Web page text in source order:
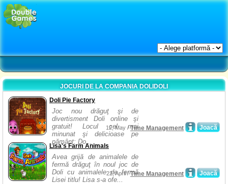
JOCURI DE LA COMPANIA DOLIDOLI
Doli Pie Factory
Joc nou drăguţ şi de
divertisment Doli online şi
gratuit! Locul cel mai
minunat şi delicioase pe
pământ: Do...
Joacă
12, May /Time Management
Lisa's Farm Animals
Avea grijă de animalele de
fermă drăguţ în noul joc de
Doli cu animalele de fermă
Lisei titlu! Lisa s-a ofe...
Joacă
22, April /Time Management